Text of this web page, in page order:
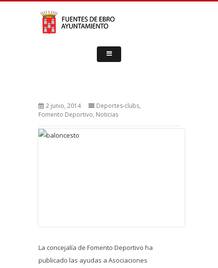
2 junio, 2014 Deportes-clubs,
Fomento Deportivo, Noticias
La concejalía de Fomento Deportivo ha
publicado las ayudas a Asociaciones